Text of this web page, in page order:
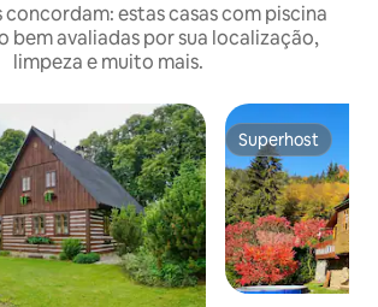
concordam: estas casas com piscina
bem avaliadas por sua localização,
limpeza e muito mais.
Superhost
Superhost